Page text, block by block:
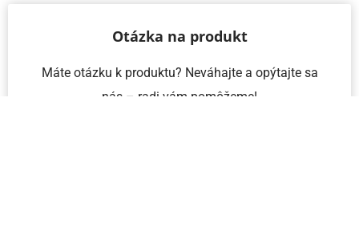
Otázka na produkt
Máte otázku k produktu? Neváhajte a opýtajte sa
nás – radi vám pomôžeme!